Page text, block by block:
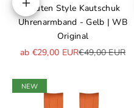
Optionen auswählen
Rauten Style Kautschuk
Uhrenarmband - Gelb | WB
Original
Angebot
ab €29,00 EURRegulärer Preis
€49,00 EUR
NEW